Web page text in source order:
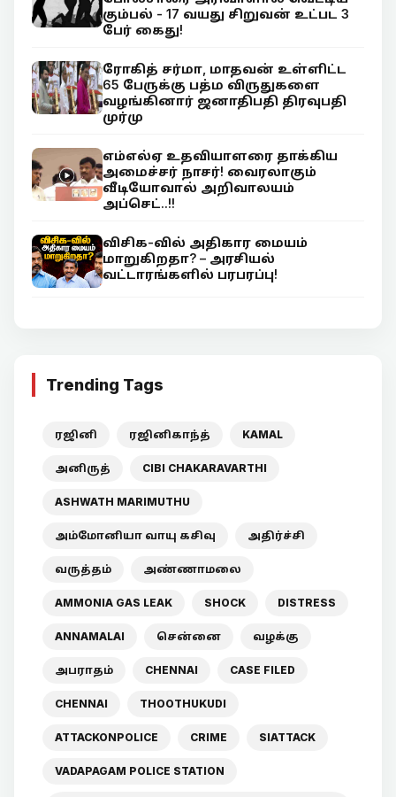
கும்பல் - 17 வயது சிறுவன் உட்பட 3
பேர் கைது!
ரோகித் சர்மா, மாதவன் உள்ளிட்ட
65 பேருக்கு பத்ம விருதுகளை
வழங்கினார் ஜனாதிபதி திரவுபதி
முர்மு
எம்எல்ஏ உதவியாளரை தாக்கிய
அமைச்சர் நாசர்! வைரலாகும்
வீடியோவால் அறிவாலயம்
அப்செட்..!!
விசிக-வில் அதிகார மையம்
மாறுகிறதா? – அரசியல்
வட்டாரங்களில் பரபரப்பு!
Trending Tags
ரஜினி ரஜினிகாந்த் KAMAL
அனிருத் CIBI CHAKARAVARTHI
ASHWATH MARIMUTHU
அம்மோனியா வாயு கசிவு அதிர்ச்சி
வருத்தம் அண்ணாமலை
AMMONIA GAS LEAK SHOCK DISTRESS
ANNAMALAI சென்னை வழக்கு
அபராதம் CHENNAI CASE FILED
CHENNAI THOOTHUKUDI
ATTACKONPOLICE CRIME SIATTACK
VADAPAGAM POLICE STATION